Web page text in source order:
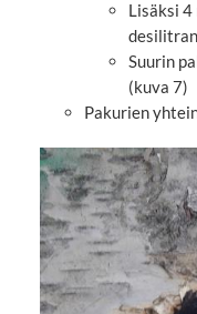
Lisäksi 4
Suurin
(kuva 7)
Pakurien